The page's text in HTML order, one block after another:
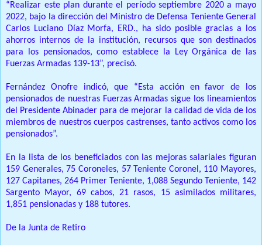
“Realizar este plan durante el período septiembre 2020 a mayo
2022, bajo la dirección del Ministro de Defensa Teniente General
Carlos Luciano Díaz Morfa, ERD., ha sido posible gracias a los
ahorros internos de la institución, recursos que son destinados
para los pensionados, como establece la Ley Orgánica de las
Fuerzas Armadas 139-13”, precisó.
Fernández Onofre indicó, que “Esta acción en favor de los
pensionados de nuestras Fuerzas Armadas sigue los lineamientos
del Presidente Abinader para de mejorar la calidad de vida de los
miembros de nuestros cuerpos castrenses, tanto activos como los
pensionados”.
En la lista de los beneficiados con las mejoras salariales figuran
159 Generales, 75 Coroneles, 57 Teniente Coronel, 110 Mayores,
127 Capitanes, 264 Primer Teniente, 1,088 Segundo Teniente, 142
Sargento Mayor, 69 cabos, 21 rasos, 15 asimilados militares,
1,851 pensionadas y 188 tutores.
De la Junta de Retiro